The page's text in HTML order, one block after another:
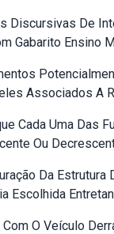
Discursivas De
Gabarito Ensino
Associados A
Cada Uma Das
Ou
Da Estrutura
Escolhida
Com O Veículo